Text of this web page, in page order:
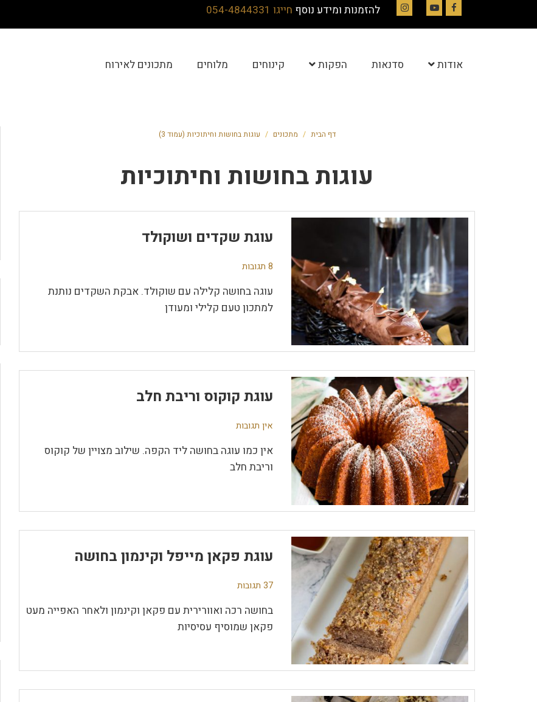
להזמנות ומידע נוסף חייגו 054-4844331
אודות סדנאות הפקות קינוחים מלוחים מתכונים לאירוח
דף הבית / מתכונים / עוגות בחושות וחיתוכיות (עמוד 3)
עוגות בחושות וחיתוכיות
עוגת שקדים ושוקולד
8 תגובות
עוגה בחושה קלילה עם שוקולד. אבקת השקדים נותנת
למתכון טעם קלילי ומעודן
עוגת קוקוס וריבת חלב
אין תגובות
אין כמו עוגה בחושה ליד הקפה. שילוב מצויין של קוקוס
וריבת חלב
עוגת פקאן מייפל וקינמון בחושה
37 תגובות
בחושה רכה ואוורירית עם פקאן וקינמון ולאחר האפייה מעט
פקאן שמוסיף עסיסיות